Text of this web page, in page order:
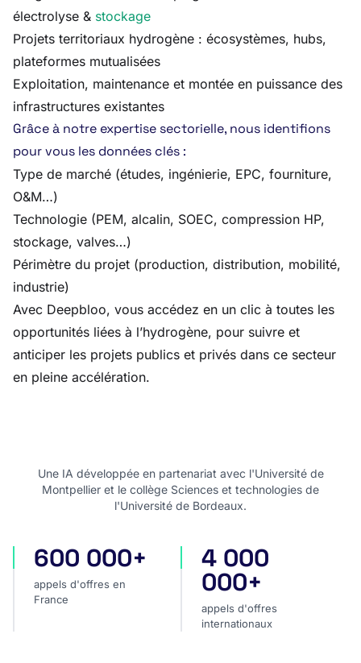
électrolyse & stockage
Projets territoriaux hydrogène : écosystèmes, hubs,
plateformes mutualisées
Exploitation, maintenance et montée en puissance des
infrastructures existantes
Grâce à notre expertise sectorielle, nous identifions
pour vous les données clés :
Type de marché (études, ingénierie, EPC, fourniture,
O&M…)
Technologie (PEM, alcalin, SOEC, compression HP,
stockage, valves…)
Périmètre du projet (production, distribution, mobilité,
industrie)
Avec Deepbloo, vous accédez en un clic à toutes les
opportunités liées à l’hydrogène, pour suivre et
anticiper les projets publics et privés dans ce secteur
en pleine accélération.
Une IA développée en partenariat avec l'Université de
Montpellier et le collège Sciences et technologies de
l'Université de Bordeaux.
appels d'offres en France
600 000+
appels d'offres en
France
appels d'offres
4 000
000+
appels d'offres
internationaux